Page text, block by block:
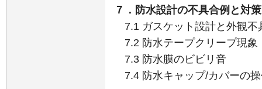
７．防水設計の不具合例と対策
7.1 ガスケット設計と外観不
7.2 防水テープクリープ現象
7.3 防水膜のビビリ音
7.4 防水キャップ/カバーの